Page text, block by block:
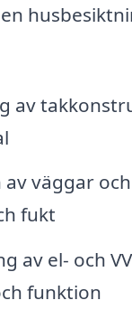
av
väggar
fukt
av el- och
funktion